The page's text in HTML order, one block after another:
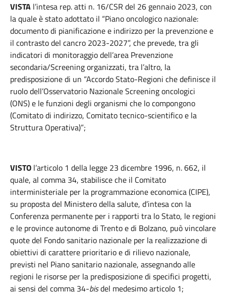
VISTA l’intesa rep. atti n. 16/CSR del 26 gennaio 2023, con
la quale è stato adottato il “Piano oncologico nazionale:
documento di pianificazione e indirizzo per la prevenzione e
il contrasto del cancro 2023-2027”, che prevede, tra gli
indicatori di monitoraggio dell’area Prevenzione
secondaria/Screening organizzati, tra l’altro, la
predisposizione di un “Accordo Stato-Regioni che definisce il
ruolo dell’Osservatorio Nazionale Screening oncologici
(ONS) e le funzioni degli organismi che lo compongono
(Comitato di indirizzo, Comitato tecnico-scientifico e la
Struttura Operativa)”;
VISTO l’articolo 1 della legge 23 dicembre 1996, n. 662, il
quale, al comma 34, stabilisce che il Comitato
interministeriale per la programmazione economica (CIPE),
su proposta del Ministero della salute, d’intesa con la
Conferenza permanente per i rapporti tra lo Stato, le regioni
e le province autonome di Trento e di Bolzano, può vincolare
quote del Fondo sanitario nazionale per la realizzazione di
obiettivi di carattere prioritario e di rilievo nazionale,
previsti nel Piano sanitario nazionale, assegnando alle
regioni le risorse per la predisposizione di specifici progetti,
ai sensi del comma 34-bisdel medesimo articolo 1;